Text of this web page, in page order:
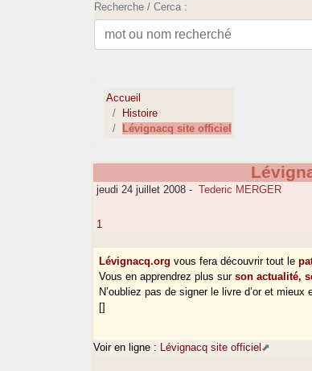
Recherche / Cerca :
Accueil
Histoire
Lévignacq site officiel
jeudi 24 juillet 2008 - Tederic MERGER
1
Lévignacq.org vous fera découvrir tout le
Vous en apprendrez plus surson actualité,
N’oubliez pas de signer le livre d’or et
[]
Voir en ligne : Lévignacq site officiel